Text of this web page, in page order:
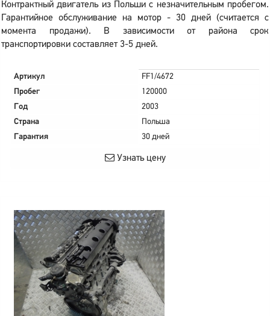
Контрактный двигатель из Польши с незначительным пробегом.
Гарантийное обслуживание на мотор - 30 дней (считается с
момента продажи). В зависимости от района срок
транспортировки составляет 3-5 дней.
Артикул
FF1/4672
Пробег
120000
Год
2003
Страна
Польша
Гарантия
30 дней
Узнать цену